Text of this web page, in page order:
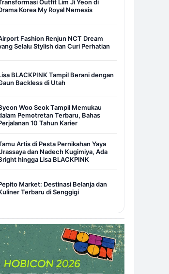
Outfit Lim Ji Yeon di
Korea My Royal Nemesis
Fashion Renjun NCT Dream
Selalu Stylish dan Curi Perhatian
BLACKPINK Tampil Berani dengan
Backless di Utah
Woo Seok Tampil Memukau
Pemotretan Terbaru, Bahas
10 Tahun Karier
Artis di Pesta Pernikahan Yaya
dan Nadech Kugimiya, Ada
hingga Lisa BLACKPINK
Market: Destinasi Belanja dan
Terbaru di Senggigi